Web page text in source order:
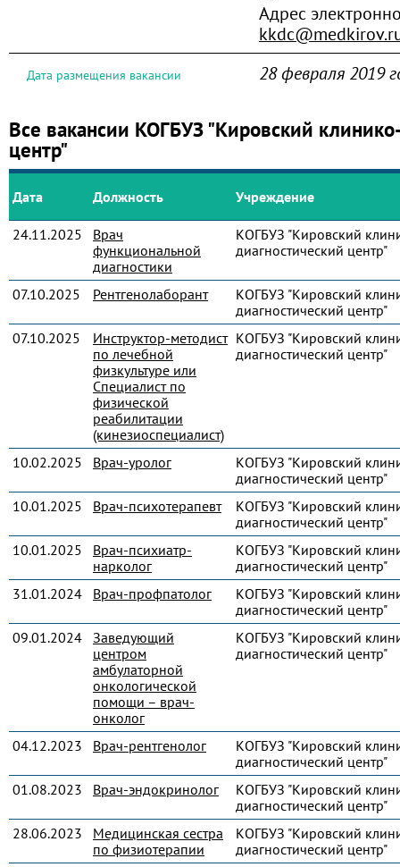
Адрес
Дата размещения вакансии 28 февраля 2019
Все вакансии КОГБУЗ "Кировский
центр"
Дата Должность Учреждение
24.11.2025
Врач
функциональной
диагностики
КОГБУЗ "Кировский
диагностический центр"
07.10.2025 Рентгенолаборант
КОГБУЗ "Кировский
диагностический центр"
07.10.2025
Инструктор-методист
по лечебной
физкультуре или
Специалист по
физической
реабилитации
(кинезиоспециалист)
КОГБУЗ "Кировский
диагностический центр"
10.02.2025 Врач-уролог
КОГБУЗ "Кировский
диагностический центр"
10.01.2025
Врач-психотерапевт
КОГБУЗ "Кировский
диагностический центр"
10.01.2025
Врач-психиатр-
нарколог
КОГБУЗ "Кировский
диагностический центр"
31.01.2024
Врач-профпатолог
КОГБУЗ "Кировский
диагностический центр"
09.01.2024 Заведующий
центром
амбулаторной
онкологической
помощи – врач-
онколог
КОГБУЗ "Кировский
диагностический центр"
04.12.2023 Врач-рентгенолог
КОГБУЗ "Кировский
диагностический центр"
01.08.2023
Врач-эндокринолог
КОГБУЗ "Кировский
диагностический центр"
28.06.2023
Медицинская сестра
по физиотерапии
КОГБУЗ "Кировский
диагностический центр"